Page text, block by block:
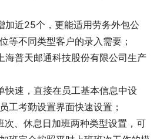
加近25个，更能适用劳务外包公
等不同类型客户的录入需要；
海普天邮通科技股份有限公司生产
快速，直接在员工基本信息中设
工考勤设置界面快速设置；
次、休息日加班两种类型设置，可